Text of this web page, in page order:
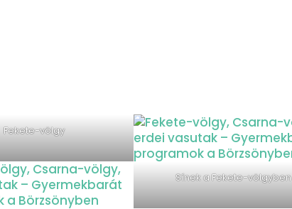
Fekete-völgy
Sínek a Fekete-völgyben